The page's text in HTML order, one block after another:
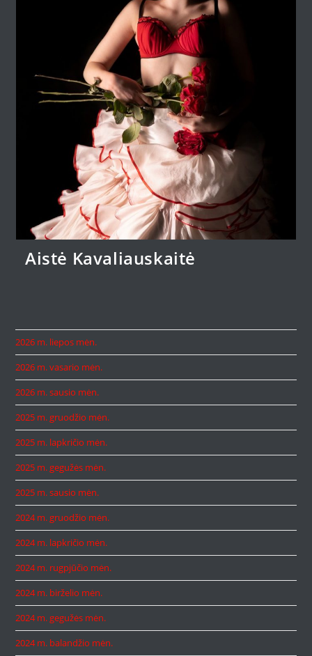
Aistė Kavaliauskaitė
2026 m. liepos mėn.
2026 m. vasario mėn.
2026 m. sausio mėn.
2025 m. gruodžio mėn.
2025 m. lapkričio mėn.
2025 m. gegužės mėn.
2025 m. sausio mėn.
2024 m. gruodžio mėn.
2024 m. lapkričio mėn.
2024 m. rugpjūčio mėn.
2024 m. birželio mėn.
2024 m. gegužės mėn.
2024 m. balandžio mėn.